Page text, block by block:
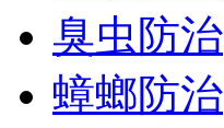
臭虫防治
蟑螂防治